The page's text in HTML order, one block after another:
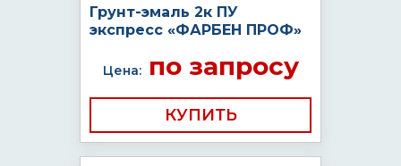
Грунт-эмаль 2к ПУ
экспресс «ФАРБЕН ПРОФ»
Цена:по запросу
КУПИТЬ